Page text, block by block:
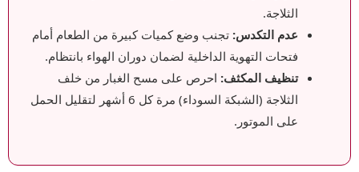
الثلاجة.
عدم التكدس: تجنب وضع كميات كبيرة من الطعام أمام
فتحات التهوية الداخلية لضمان دوران الهواء بانتظام.
تنظيف المكثف: احرص على مسح الغبار من خلف
الثلاجة (الشبكة السوداء) مرة كل 6 أشهر لتقليل الحمل
على الموتور.